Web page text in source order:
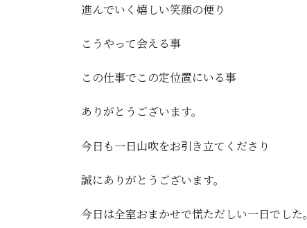
進んでいく嬉しい笑顔の便り
こうやって会える事
この仕事でこの定位置にいる事
ありがとうございます。
今日も一日山吹をお引き立てくださり
誠にありがとうございます。
今日は全室おまかせで慌ただしい一日でした。